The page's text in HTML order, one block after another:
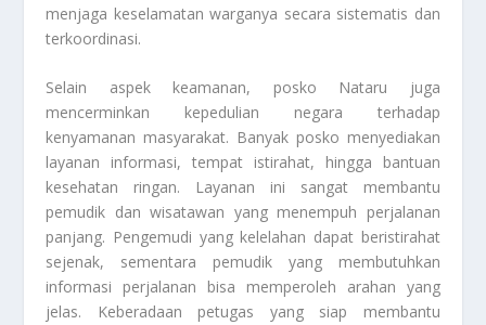
menjaga keselamatan warganya secara sistematis dan
terkoordinasi.
Selain aspek keamanan, posko Nataru juga
mencerminkan kepedulian negara terhadap
kenyamanan masyarakat. Banyak posko menyediakan
layanan informasi, tempat istirahat, hingga bantuan
kesehatan ringan. Layanan ini sangat membantu
pemudik dan wisatawan yang menempuh perjalanan
panjang. Pengemudi yang kelelahan dapat beristirahat
sejenak, sementara pemudik yang membutuhkan
informasi perjalanan bisa memperoleh arahan yang
jelas. Keberadaan petugas yang siap membantu